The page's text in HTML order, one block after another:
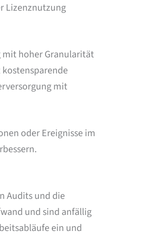
Lizenznutzung
mit hoher Granularität
mit
oder Ereignisse im
Audits und die
und sind anfällig
ein und